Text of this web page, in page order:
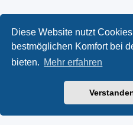
Diese Website nutzt
bestmöglichen Komfort bei
bieten. Mehr erfahren